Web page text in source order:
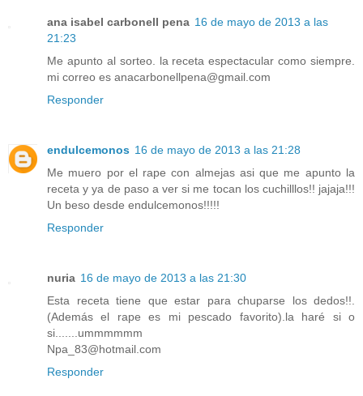
ana isabel carbonell pena 16 de mayo de 2013 a las
21:23
Me apunto al sorteo. la receta espectacular como siempre.
mi correo es anacarbonellpena@gmail.com
Responder
endulcemonos 16 de mayo de 2013 a las 21:28
Me muero por el rape con almejas asi que me apunto la
receta y ya de paso a ver si me tocan los cuchilllos!! jajaja!!!
Un beso desde endulcemonos!!!!!
Responder
nuria 16 de mayo de 2013 a las 21:30
Esta receta tiene que estar para chuparse los dedos!!.
(Además el rape es mi pescado favorito).la haré si o
si.......ummmmmm
Npa_83@hotmail.com
Responder